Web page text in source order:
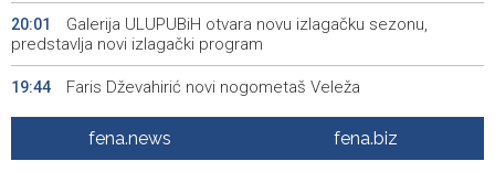
20:01
Galerija ULUPUBiH otvara novu izlagačku sezonu,
predstavlja novi izlagački program
19:44 Faris Dževahirić novi nogometaš Veleža
Announcement of events for Saturday, 8 August 2026
fena.news fena.biz